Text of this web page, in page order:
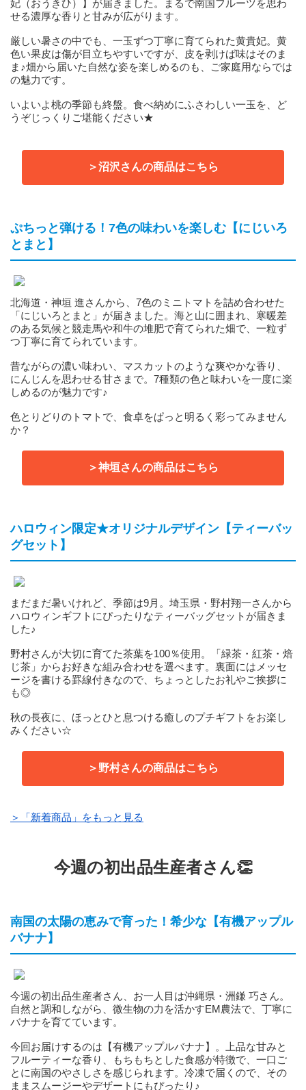
妃（おうきひ）】が届きました。まるで南国フルーツを思わ
せる濃厚な香りと甘みが広がります。
厳しい暑さの中でも、一玉ずつ丁寧に育てられた黄貴妃。黄
色い果皮は傷が目立ちやすいですが、皮を剥けば味はそのま
ま♪畑から届いた自然な姿を楽しめるのも、ご家庭用ならでは
の魅力です。
いよいよ桃の季節も終盤。食べ納めにふさわしい一玉を、ど
うぞじっくりご堪能ください★
＞沼沢さんの商品はこちら
ぷちっと弾ける！7色の味わいを楽しむ【にじいろ
とまと】
北海道・神垣 進さんから、7色のミニトマトを詰め合わせた
「にじいろとまと」が届きました。海と山に囲まれ、寒暖差
のある気候と競走馬や和牛の堆肥で育てられた畑で、一粒ず
つ丁寧に育てられています。
昔ながらの濃い味わい、マスカットのような爽やかな香り、
にんじんを思わせる甘さまで。7種類の色と味わいを一度に楽
しめるのが魅力です♪
色とりどりのトマトで、食卓をぱっと明るく彩ってみません
か？
＞神垣さんの商品はこちら
ハロウィン限定★オリジナルデザイン【ティーバッ
グセット】
まだまだ暑いけれど、季節は9月。埼玉県・野村翔一さんから
ハロウィンギフトにぴったりなティーバッグセットが届きま
した♪
野村さんが大切に育てた茶葉を100％使用。「緑茶・紅茶・焙
じ茶」からお好きな組み合わせを選べます。裏面にはメッセ
ージを書ける罫線付きなので、ちょっとしたお礼やご挨拶に
も◎
秋の長夜に、ほっとひと息つける癒しのプチギフトをお楽し
みください☆
＞野村さんの商品はこちら
＞「新着商品」をもっと見る
今週の初出品生産者さん👏
南国の太陽の恵みで育った！希少な【有機アップル
バナナ】
今週の初出品生産者さん、お一人目は沖縄県・洲鎌 巧さん。
自然と調和しながら、微生物の力を活かすEM農法で、丁寧に
バナナを育てています。
今回お届けするのは【有機アップルバナナ】。上品な甘みと
フルーティーな香り、もちもちとした食感が特徴で、一口ご
とに南国のやさしさを感じられます。冷凍で届くので、その
ままスムージーやデザートにもぴったり♪